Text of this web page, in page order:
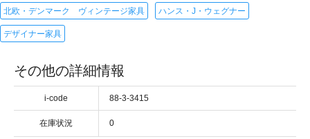
北欧・デンマーク ヴィンテージ家具 ハンス・J・ウェグナー
デザイナー家具
その他の詳細情報
i-code 88-3-3415
在庫状況 0